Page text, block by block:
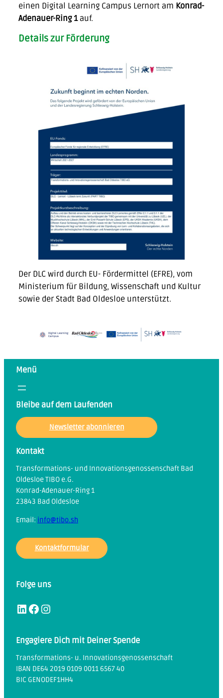
einen Digital Learning Campus Lernort am Konrad-
Adenauer-Ring 1auf.
Details zur Förderung
Der DLC wird durch EU- Fördermittel (EFRE), vom
Ministerium für Bildung, Wissenschaft und Kultur
sowie der Stadt Bad Oldesloe unterstützt.
Menü
Bleibe auf dem Laufenden
Newsletter abonnieren
Kontakt
Transformations- und Innovationsgenossenschaft Bad
Oldesloe TIBO e.G.
Konrad-Adenauer-Ring 1
23843 Bad Oldesloe
Email: info@tibo.sh
Kontaktformular
Folge uns
LinkedIn Facebook Instagram
Engagiere Dich mit Deiner Spende
Transformations- u. Innovationsgenossenschaft
IBAN DE64 2019 0109 0011 6567 40
BIC GENODEF1HH4